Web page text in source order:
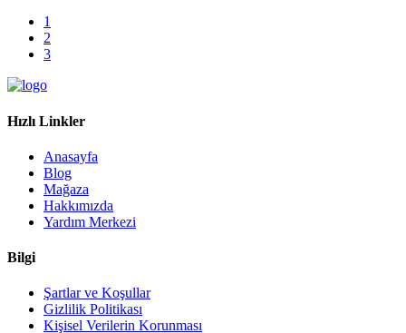
1
2
3
Hızlı Linkler
Anasayfa
Blog
Mağaza
Hakkımızda
Yardım Merkezi
Bilgi
Şartlar ve Koşullar
Gizlilik Politikası
Kişisel Verilerin Korunması